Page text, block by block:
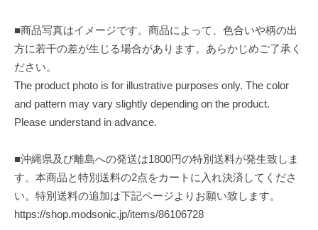
■商品写真はイメージです。商品によって、色合いや柄の出
方に若干の差が生じる場合があります。あらかじめご了承く
ださい。
The product photo is for illustrative purposes only. The color
and pattern may vary slightly depending on the product.
Please understand in advance.
■沖縄県及び離島への発送は1800円の特別送料が発生致しま
す。本商品と特別送料の2点をカートに入れ決済してくださ
い。特別送料の追加は下記ページよりお願い致します。
https://shop.modsonic.jp/items/86106728